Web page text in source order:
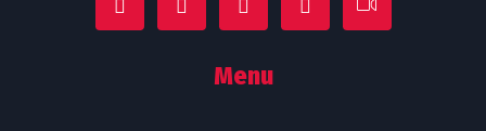
Menu